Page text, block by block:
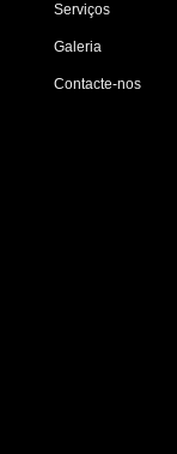
Serviços
Contacte-nos
Galeria